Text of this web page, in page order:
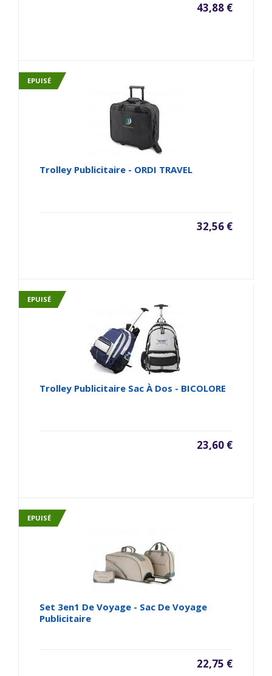
43,88 €
EPUISÉ
Trolley Publicitaire - ORDI TRAVEL
32,56 €
EPUISÉ
Trolley Publicitaire Sac À Dos - BICOLORE
23,60 €
EPUISÉ
Set 3en1 De Voyage - Sac De Voyage
Publicitaire
22,75 €